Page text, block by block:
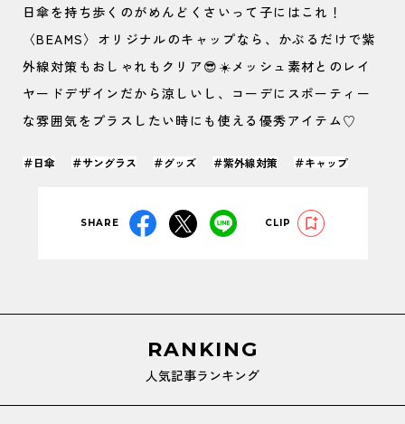
日傘を持ち歩くのがめんどくさいって子にはこれ！
〈BEAMS〉オリジナルのキャップなら、かぶるだけで紫
外線対策もおしゃれもクリア😎☀️メッシュ素材とのレイ
ヤードデザインだから涼しいし、コーデにスポーティー
な雰囲気をプラスしたい時にも使える優秀アイテム♡
＃日傘 ＃サングラス ＃グッズ ＃紫外線対策 ＃キャップ
SHARE CLIP
RANKING
人気記事ランキング